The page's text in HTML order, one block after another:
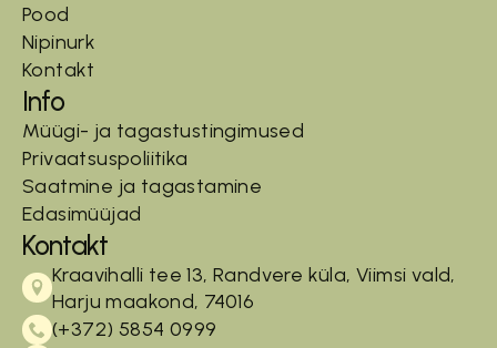
Pood
Nipinurk
Kontakt
Info
Müügi- ja tagastustingimused
Privaatsuspoliitika
Saatmine ja tagastamine
Edasimüüjad
Kontakt
Kraavihalli tee 13, Randvere küla, Viimsi vald,
Harju maakond, 74016
(+372) 5854 0999